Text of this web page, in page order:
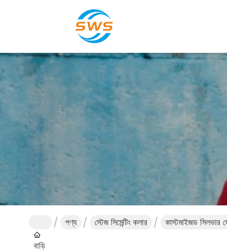
বাড়ি
পণ্য স্টেজ সিমেন্টিং কলার কাস্টমাইজড সিলভার